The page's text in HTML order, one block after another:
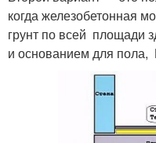
когда железобетонная
грунт по всей площади
и основанием для пола,